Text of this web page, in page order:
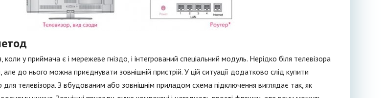
у приймача є і мережеве гніздо, і інтегрований спеціальний модуль. Нерідко біля телевізора
але до нього можна приєднувати зовнішній пристрій. У цій ситуації додатково слід купити
для телевізора. З вбудованим або зовнішнім приладом схема підключення виглядає так, як